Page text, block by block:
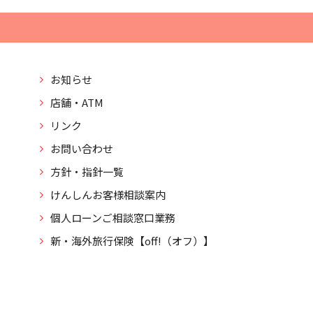
お知らせ
店舗・ATM
リンク
お問い合わせ
方針・指針一覧
けんしんお客様相談案内
個人ローンご相談窓口業務
新・海外旅行保険【off!（オフ）】